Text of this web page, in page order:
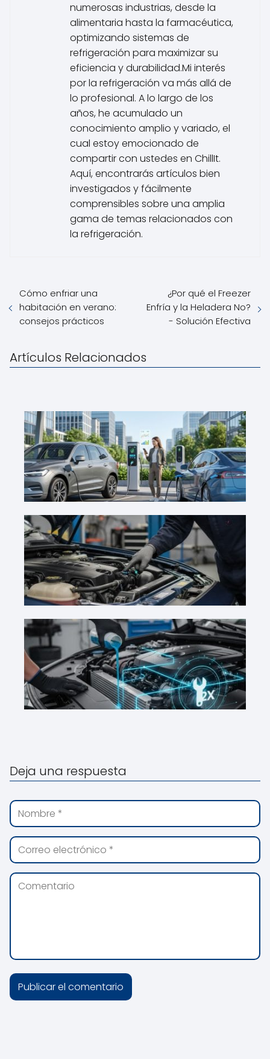
numerosas industrias, desde la
alimentaria hasta la farmacéutica,
optimizando sistemas de
refrigeración para maximizar su
eficiencia y durabilidad.Mi interés
por la refrigeración va más allá de
lo profesional. A lo largo de los
años, he acumulado un
conocimiento amplio y variado, el
cual estoy emocionado de
compartir con ustedes en ChillIt.
Aquí, encontrarás artículos bien
investigados y fácilmente
comprensibles sobre una amplia
gama de temas relacionados con
la refrigeración.
Cómo enfriar una
habitación en verano:
consejos prácticos
¿Por qué el Freezer
Enfría y la Heladera No?
- Solución Efectiva
Artículos Relacionados
Deja una respuesta